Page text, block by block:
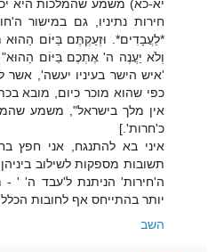
יא-כא) משמע שהמלכות היא
חירות נתיניו, גם במישור
*לַעֲבָדִים*. וּזְעַקְתֶּם בַּיּוֹם
וְלֹא יַעֲנֶה ה' אֶתְכֶם בַּיּוֹם
'איש הישר בעיניו יעשה',
כפי שהוא מוכר כיום, מובא
אין מלך בישראל", משמע
כ'חרות'.]
איני בא להתנגח, אני חפץ
תשובות מספקות לשילוב
ה'חירות' הניתנת ל'עבד ה' ' -
יותר בהתייחס אף לחובות
השב